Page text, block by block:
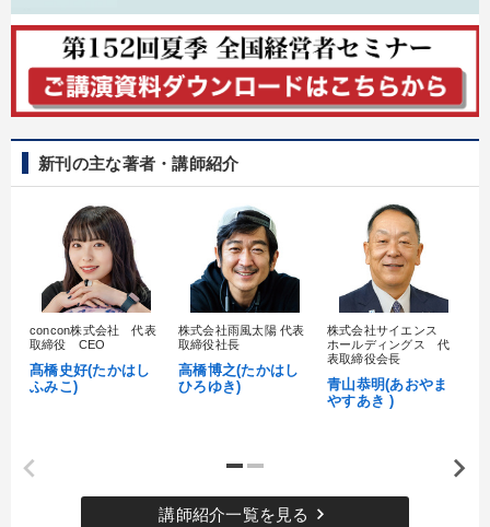
新刊の主な著者・講師紹介
concon株式会社 代表
取締役 CEO
髙橋史好(たかはし
ふみこ)
株式会社雨風太陽 代表
取締役社長
高橋博之(たかはし
ひろゆき)
株式会社サイエンス
ホールディングス 代
表取締役会長
青山恭明(あおやま
やすあき )
講師紹介一覧を見る keyboard_arrow_right